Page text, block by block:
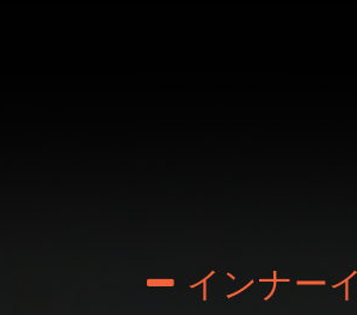
インナー